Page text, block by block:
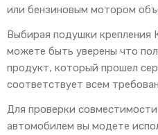
или бензиновым мотором
Выбирая подушки крепления
можете быть уверены что
продукт, который прошел
соответствует всем
Для проверки
автомобилем вы модете